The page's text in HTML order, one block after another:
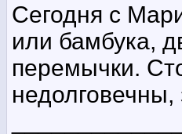
Сегодня с
или бамбука,
перемычки.
недолговечны,